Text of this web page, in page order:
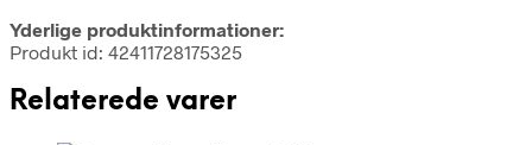
Yderlige produktinformationer:
Produkt id: 42411728175325
Relaterede varer